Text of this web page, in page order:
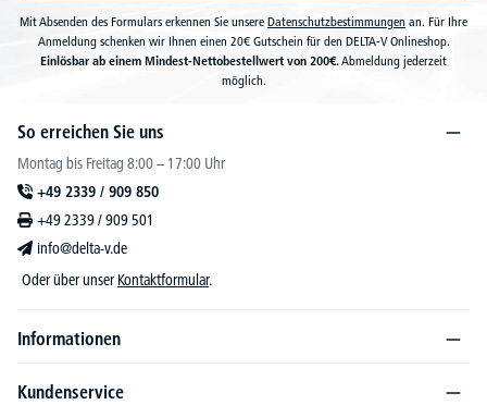
Mit Absenden des Formulars erkennen Sie unsere Datenschutzbestimmungen an. Für Ihre
Anmeldung schenken wir Ihnen einen 20€ Gutschein für den DELTA-V Onlineshop.
Einlösbar ab einem Mindest-Nettobestellwert von 200€.Abmeldung jederzeit
möglich.
So erreichen Sie uns
Montag bis Freitag 8:00 – 17:00 Uhr
+49 2339 / 909 850
+49 2339 / 909 501
info@delta-v.de
Oder über unser Kontaktformular.
Informationen
Kundenservice